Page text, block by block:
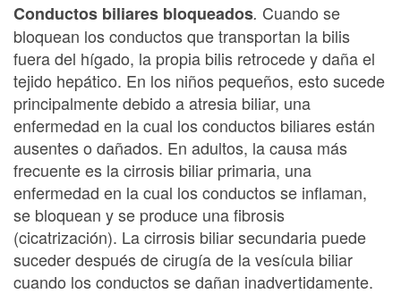
Conductos biliares bloqueados. Cuando se
bloquean los conductos que transportan la bilis
fuera del hígado, la propia bilis retrocede y daña el
tejido hepático. En los niños pequeños, esto sucede
principalmente debido a atresia biliar, una
enfermedad en la cual los conductos biliares están
ausentes o dañados. En adultos, la causa más
frecuente es la cirrosis biliar primaria, una
enfermedad en la cual los conductos se inflaman,
se bloquean y se produce una fibrosis
(cicatrización). La cirrosis biliar secundaria puede
suceder después de cirugía de la vesícula biliar
cuando los conductos se dañan inadvertidamente.